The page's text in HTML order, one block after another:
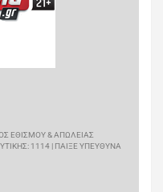
ΕΘΙΣΜΟΥ & ΑΠΩΛΕΙΑΣ
1114 | ΠΑΙΞΕ ΥΠΕΥΘΥΝΑ